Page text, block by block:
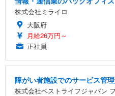
株式会社ミライロ
大阪府
月給26万円～
正社員
障がい者施設でのサービス管
株式会社ベストライフジャパン